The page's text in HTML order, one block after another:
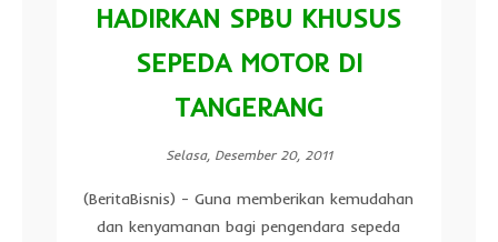
HADIRKAN SPBU KHUSUS
SEPEDA MOTOR DI
TANGERANG
Selasa, Desember 20, 2011
(BeritaBisnis) - Guna memberikan kemudahan
dan kenyamanan bagi pengendara sepeda